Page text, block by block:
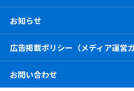
お知らせ
広告掲載ポリシー（メディア運営
お問い合わせ